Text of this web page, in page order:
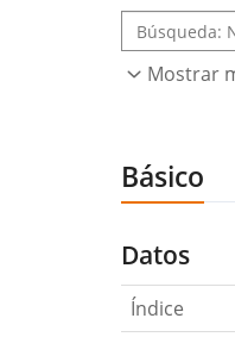
Mostrar
Básico
Datos
Índice